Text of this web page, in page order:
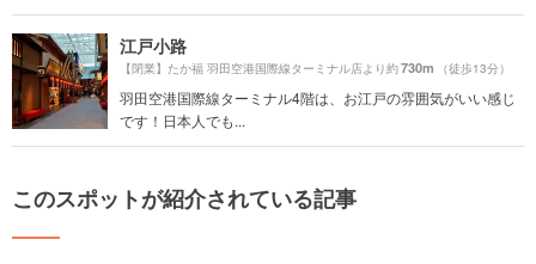
江戸小路
【閉業】たか福 羽田空港国際線ターミナル店より約730m （徒歩13分）
羽田空港国際線ターミナル4階は、お江戸の雰囲気がいい感じ
です！日本人でも...
このスポットが紹介されている記事